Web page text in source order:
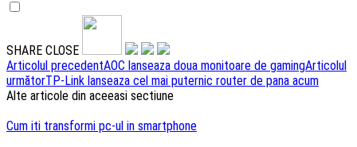
SHARE CLOSE
Navigare
articole
Articolul precedentAOC lanseaza doua monitoare de gamingArticolul
următorTP-Link lanseaza cel mai puternic router de pana acum
Alte articole din aceeasi sectiune
Cum iti transformi pc-ul in smartphone